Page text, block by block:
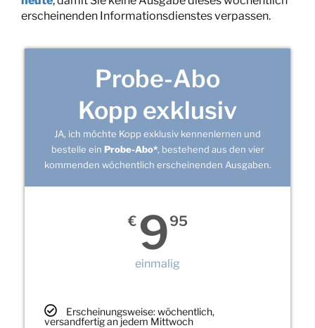
erscheinenden Informationsdienstes verpassen.
Probe-Abo
Kopp exklusiv
JA, ich möchte Kopp exklusiv kennenlernen und
bestelle ein Probe-Abo*, bestehend aus den vier
kommenden wöchentlich erscheinenden Ausgaben.
€ 995
einmalig
Erscheinungsweise: wöchentlich,
versandfertig an jedem Mittwoch